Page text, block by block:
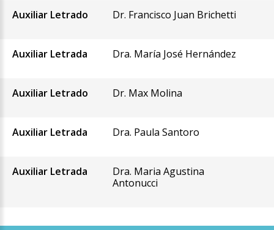
Auxiliar Letrado Dr. Francisco Juan Brichetti
Auxiliar Letrada Dra. María José Hernández
Auxiliar Letrado Dr. Max Molina
Auxiliar Letrada Dra. Paula Santoro
Auxiliar Letrada
Dra. Maria Agustina
Antonucci